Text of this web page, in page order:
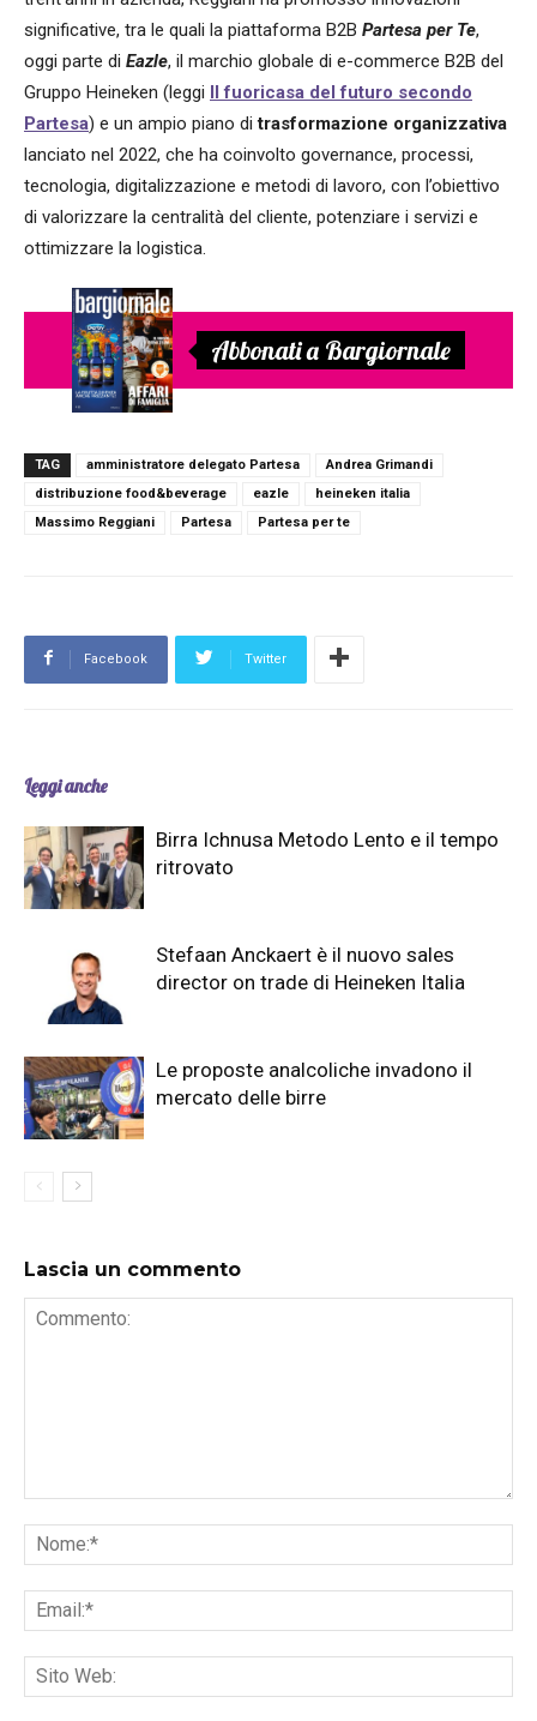
significative, tra le quali la piattaforma B2B Partesa per Te,
oggi parte di Eazle, il marchio globale di e-commerce B2B del
Gruppo Heineken (leggi Il fuoricasa del futuro secondo
Partesa) e un ampio piano ditrasformazione organizzativa
lanciato nel 2022, che ha coinvolto governance, processi,
tecnologia, digitalizzazione e metodi di lavoro, con l’obiettivo
di valorizzare la centralità del cliente, potenziare i servizi e
ottimizzare la logistica.
Abbonati a Bargiornale
TAG amministratore delegato Partesa
Andrea Grimandi
distribuzione food&beverage
eazle
heineken italia
Massimo Reggiani
Partesa Partesa per te
Facebook Twitter
Leggi anche
Birra Ichnusa Metodo Lento e il tempo
ritrovato
Stefaan Anckaert è il nuovo sales
director on trade di Heineken Italia
Le proposte analcoliche invadono il
mercato delle birre
Lascia un commento